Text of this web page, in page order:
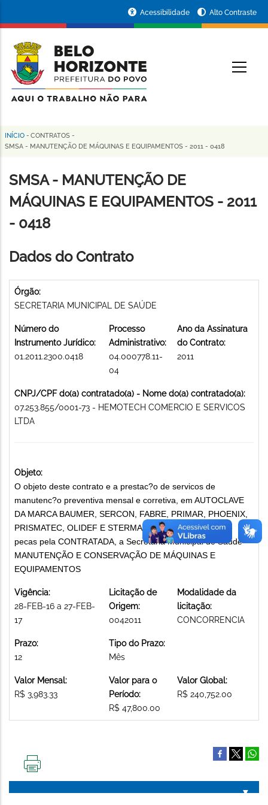
conteúdo
principal
da
Prefeitura
de
Horizonte
Acessibilidade Alto Contraste
Trilha
navegação
INÍCIO - CONTRATOS -
SMSA - MANUTENÇÃO DE MÁQUINAS E EQUIPAMENTOS - 2011 - 0418
SMSA - MANUTENÇÃO DE
MÁQUINAS E EQUIPAMENTOS - 2011
- 0418
Dados do Contrato
Órgão:
SECRETARIA MUNICIPAL DE SAÚDE
Número do
Instrumento Jurídico:
01.2011.2300.0418
Processo
Administrativo:
04.000778.11-
04
Ano da Assinatura
do Contrato:
2011
CNPJ/CPF do(a) contratado(a) - Nome do(a) contratado(a):
07.253.855/0001-73 - HEMOTECH COMERCIO E SERVICOS
LTDA
Objeto:
O objeto deste contrato e a prestac?o de servicos de
manutenc?o preventiva mensal e corretiva, em AUTOCLAVE
DA MARCA BAUMER, SERCON, FABRE, PRIMAR, PHOENIX,
PRISMATEC, OLIDEF E STERMAX, com fornecimento de
pecas pela CONTRATADA, a Secretaria Municipal de Saude
MANUTENÇÃO E CONSERVAÇÃO DE MÁQUINAS E
EQUIPAMENTOS
Vigência:
28-FEB-16 a 27-FEB-
17
Licitação de
Origem:
0042011
Modalidade da
licitação:
CONCORRENCIA
Prazo:
12
Tipo do Prazo:
Mês
Valor Mensal:
R$ 3,983.33
Valor para o
Período:
R$ 47,800.00
Valor Global:
R$ 240,752.00
PÁGINA